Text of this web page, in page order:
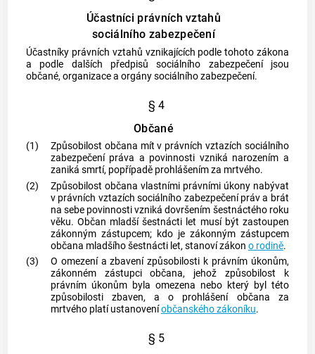
Účastníci právních vztahů
sociálního zabezpečení
Účastníky právních vztahů vznikajících podle tohoto zákona
a podle dalších předpisů sociálního zabezpečení jsou
občané, organizace a orgány sociálního zabezpečení.
§ 4
Občané
(1)
Způsobilost občana mít v právních vztazích sociálního
zabezpečení práva a povinnosti vzniká narozením a
zaniká smrtí, popřípadě prohlášením za mrtvého.
(2)
Způsobilost občana vlastními právními úkony nabývat
v právních vztazích sociálního zabezpečení práv a brát
na sebe povinnosti vzniká dovršením šestnáctého roku
věku. Občan mladší šestnácti let musí být zastoupen
zákonným zástupcem; kdo je zákonným zástupcem
občana mladšího šestnácti let, stanoví zákon o rodině.
(3)
O omezení a zbavení způsobilosti k právním úkonům,
zákonném zástupci občana, jehož způsobilost k
právním úkonům byla omezena nebo který byl této
způsobilosti zbaven, a o prohlášení občana za
mrtvého platí ustanoveníobčanského zákoníku.
§ 5